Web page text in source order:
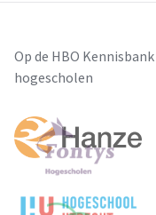
Op de HBO
hogescholen